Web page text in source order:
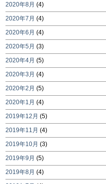
2020年8月 (4)
2020年7月 (4)
2020年6月 (4)
2020年5月 (3)
2020年4月 (5)
2020年3月 (4)
2020年2月 (5)
2020年1月 (4)
2019年12月 (5)
2019年11月 (4)
2019年10月 (3)
2019年9月 (5)
2019年8月 (4)